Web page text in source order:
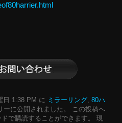
日 1:38 PM に ミラーリング, 80ハ
ーに公開されました。 この投稿へ
ドで購読することができます。 現